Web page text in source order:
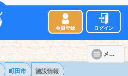
会員登録 ログイン
メニュー
町田市 施設情報